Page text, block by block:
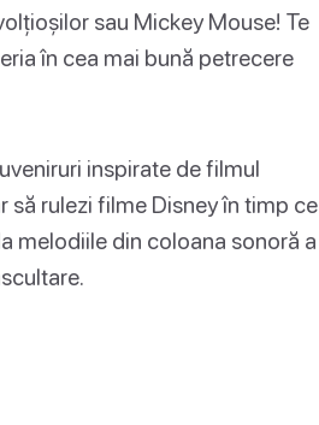
sau Mickey Mouse! Te
în cea mai bună petrecere
inspirate de filmul
rulezi filme Disney în timp ce
melodiile din coloana sonoră a